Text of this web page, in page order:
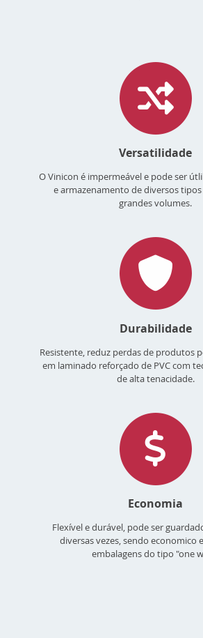
Versatilidade
O Vinicon é impermeável e pode ser
e armazenamento de diversos tipos
grandes volumes.
Durabilidade
Resistente, reduz perdas de produtos
em laminado reforçado de PVC com
de alta tenacidade.
Economia
Flexível e durável, pode ser
diversas vezes, sendo economico
embalagens do tipo "one